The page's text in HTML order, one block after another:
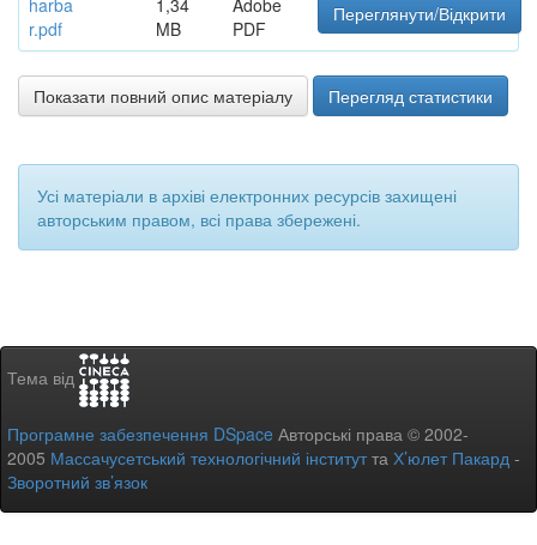
harba
r.pdf
1,34
MB
Adobe
PDF
Переглянути/Відкрити
Показати повний опис матеріалу Перегляд статистики
Усі матеріали в архіві електронних ресурсів захищені
авторським правом, всі права збережені.
Тема від
Програмне забезпечення DSpace Авторські права © 2002-
2005 Массачусетський технологічний інститутта Х’юлет Пакард -
Зворотний зв’язок